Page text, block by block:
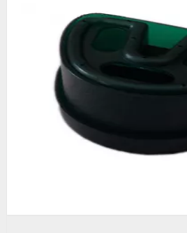
Клиники
Специалисты